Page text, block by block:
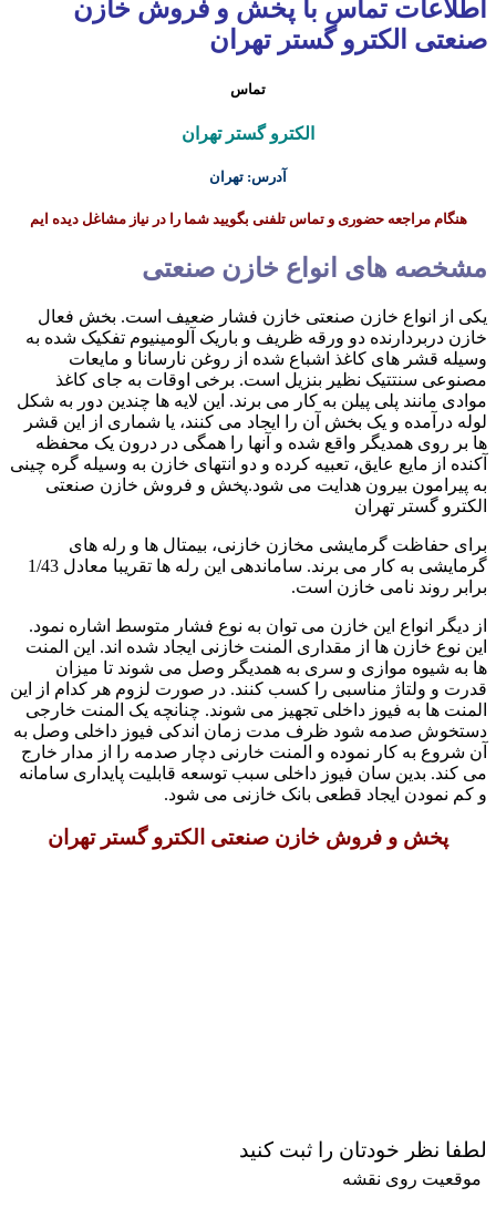
اطلاعات تماس با پخش و فروش خازن
صنعتی الکترو گستر تهران
تماس
الکترو گستر تهران
آدرس: تهران
هنگام مراجعه حضوری و تماس تلفنی بگویید شما را در نیاز مشاغل دیده ایم
مشخصه های انواع خازن صنعتی
یکی از انواع خازن صنعتی خازن فشار ضعیف است. بخش فعال
خازن دربردارنده دو ورقه ظریف و باریک آلومینیوم تفکیک شده به
وسیله قشر های کاغذ اشباع شده از روغن نارسانا و مایعات
مصنوعی سنتتیک نظیر بنزیل است. برخی اوقات به جای کاغذ
موادی مانند پلی پیلن به کار می برند. این لایه ها چندین دور به شکل
لوله درآمده و یک بخش آن را ایجاد می کنند، یا شماری از این قشر
ها بر روی همدیگر واقع شده و آنها را همگی در درون یک محفظه
آکنده از مایع عایق، تعبیه کرده و دو انتهای خازن به وسیله گره چینی
به پیرامون بیرون هدایت می شود.‌پخش و فروش خازن صنعتی
الکترو گستر تهران
برای حفاظت گرمایشی مخازن خازنی، بیمتال ها و رله های
گرمایشی به کار می برند. ساماندهی این رله ها تقریبا معادل 1/43
برابر روند نامی خازن است.
از دیگر انواع این خازن می توان به نوع فشار متوسط اشاره نمود.
این نوع خازن ها از مقداری المنت خازنی ایجاد شده اند.‌ این المنت
ها به شیوه موازی و سری به همدیگر وصل می شوند تا میزان
قدرت و ولتاژ مناسبی را کسب کنند‌. در صورت لزوم هر کدام از این
المنت ها به فیوز داخلی تجهیز می شوند. چنانچه یک المنت خارجی
دستخوش صدمه شود ظرف مدت زمان اندکی فیوز داخلی وصل به
آن شروع به کار نموده و المنت خارنی دچار صدمه را از مدار خارج
می کند. بدین سان فیوز داخلی سبب توسعه قابلیت پایداری سامانه
و کم نمودن ایجاد قطعی بانک خازنی می شود.
پخش و فروش خازن صنعتی الکترو گستر تهران
لطفا نظر خودتان را ثبت کنید
موقعیت روی نقشه